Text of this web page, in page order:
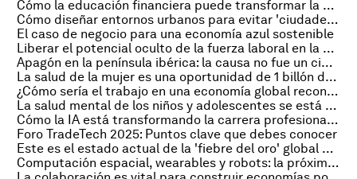
Cómo la educación financiera puede transformar la confianza y el bienestar de los empleados
Cómo diseñar entornos urbanos para evitar 'ciudades ansiosas' y mejorar el bienestar mental
El caso de negocio para una economía azul sostenible
Liberar el potencial oculto de la fuerza laboral en la economía de la longevidad
Apagón en la península ibérica: la causa no fue un ciberataque, pero la amenaza a las redes eléctricas es real. He aquí por qué
La salud de la mujer es una oportunidad de 1 billón de dólares que exige una mayor inversión
¿Cómo sería el trabajo en una economía global reconfigurada?
La salud mental de los niños y adolescentes se está deteriorando: ¿qué podemos hacer?
Cómo la IA está transformando la carrera profesional y otras tendencias sobre empleo y habilidades
Foro TradeTech 2025: Puntos clave que debes conocer
Este es el estado actual de la 'fiebre del oro' global de los centros de datos
Computación espacial, wearables y robots: la próxima frontera de la IA